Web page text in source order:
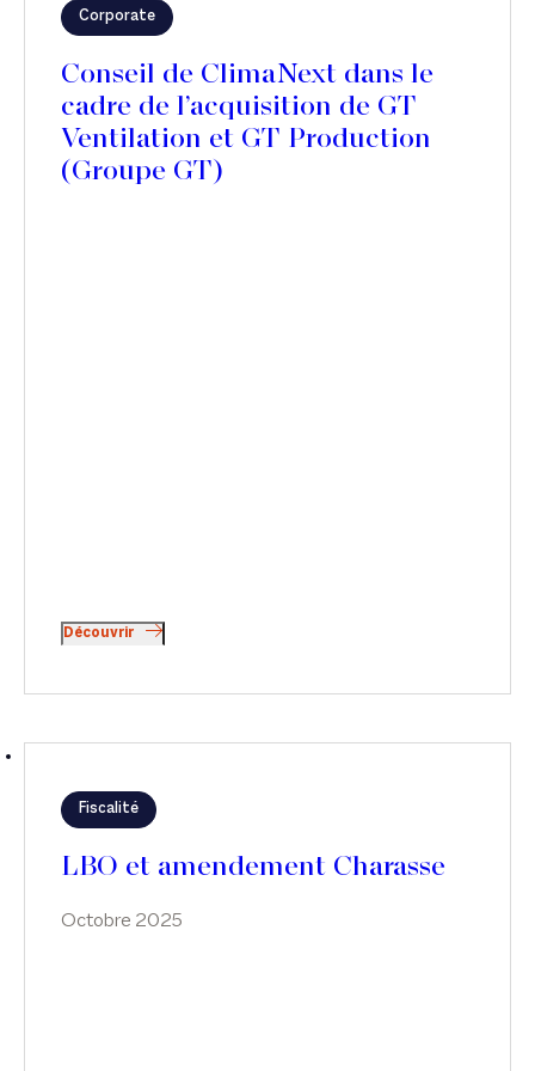
Corporate
Conseil de ClimaNext dans le
cadre de l’acquisition de GT
Ventilation et GT Production
(Groupe GT)
Découvrir
Fiscalité
Octobre 2025
LBO et amendement Charasse